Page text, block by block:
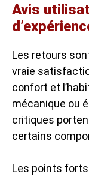
Avis
Les retours
vraie
confort et
mécanique ou
critiques
certains
Les points